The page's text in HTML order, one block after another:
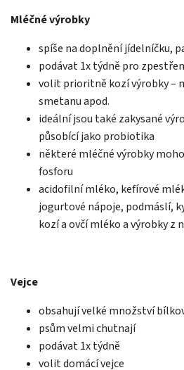
Mléčné výrobky
spíše na doplnění jídelníčku,
podávat 1x týdně pro
volit prioritně kozí výrobky –
smetanu apod.
ideální jsou také zakysané
působící jako probiotika
některé mléčné výrobky
fosforu
acidofilní mléko, kefírové
jogurtové nápoje, podmáslí,
kozí a ovčí mléko a výrobky z
Vejce
obsahují velké množství
psům velmi chutnají
podávat 1x týdně
volit domácí vejce